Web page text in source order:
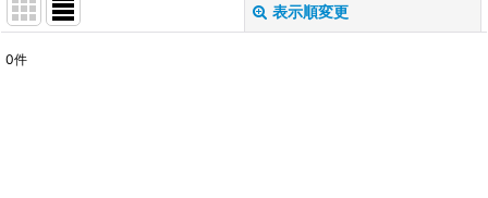
表示順変更
表示数
0件